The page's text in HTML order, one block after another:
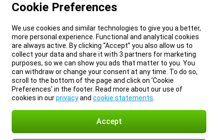
Cookie Preferences
We use cookies and similar technologies to give you a better,
more personal experience. Functional and analytical cookies
are always active. By clicking “Accept” you also allow us to
collect your data and share it with 3 partners for marketing
purposes, so we can show you ads that matter to you. You
can withdraw or change your consent at any time. To do so,
scroll to the bottom of the page and click on ‘Cookie
Preferences’ in the footer. Read more about our use of
cookies in ourprivacyand cookie statements
Accept